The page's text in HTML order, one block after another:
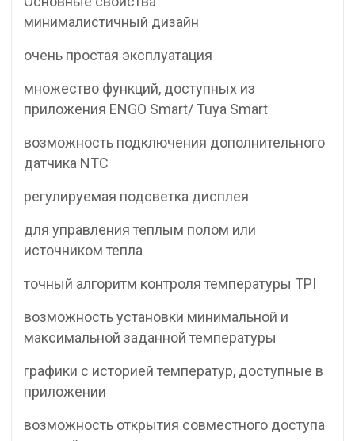
минималистичный дизайн
очень простая эксплуатация
множество функций, доступных из
приложения ENGO Smart/ Tuya Smart
возможность подключения дополнительного
датчика NTC
регулируемая подсветка дисплея
для управления теплым полом или
источником тепла
точный алгоритм контроля температуры TPI
возможность установки минимальной и
максимальной заданной температуры
графики с историей температур, доступные в
приложении
возможность открытия совместного доступа